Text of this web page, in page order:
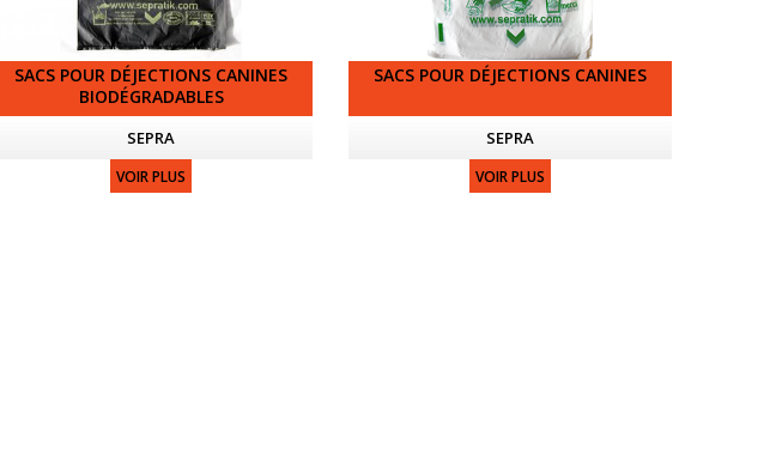
SACS POUR DÉJECTIONS CANINES
BIODÉGRADABLES
SEPRA
VOIR PLUS
SACS POUR DÉJECTIONS CANINES
SEPRA
VOIR PLUS